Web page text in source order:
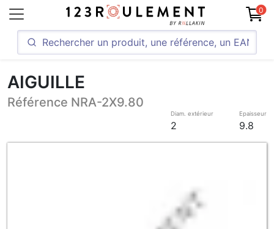
0
AIGUILLE
Référence NRA-2X9.80
Diam. extérieur
2
Epaisseur
9.8